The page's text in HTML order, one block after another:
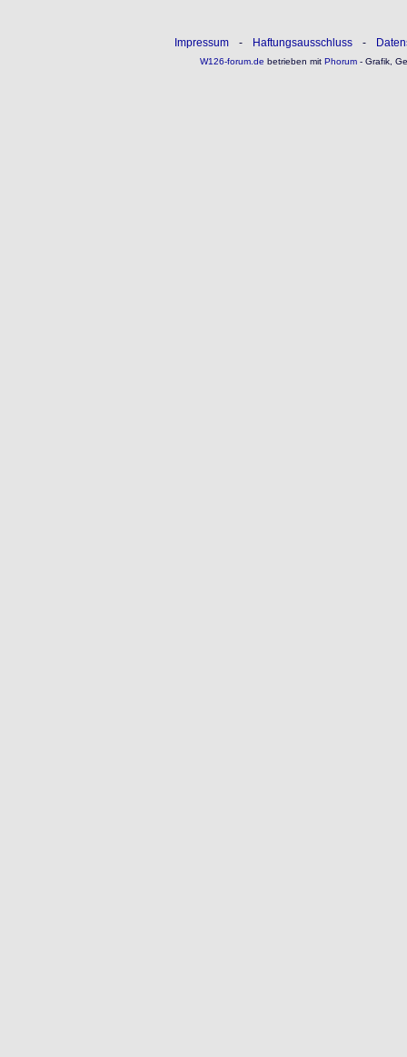
Impressum - Haftungsausschluss -
W126-forum.de betrieben mitPhorum- Grafik,